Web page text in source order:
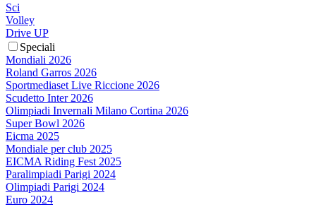
Sci
Volley
Drive UP
Speciali
Mondiali 2026
Roland Garros 2026
Sportmediaset Live Riccione 2026
Scudetto Inter 2026
Olimpiadi Invernali Milano Cortina 2026
Super Bowl 2026
Eicma 2025
Mondiale per club 2025
EICMA Riding Fest 2025
Paralimpiadi Parigi 2024
Olimpiadi Parigi 2024
Euro 2024